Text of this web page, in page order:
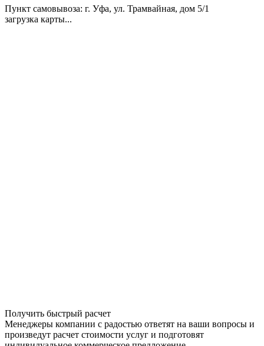
Пункт самовывоза: г. Уфа, ул. Трамвайная, дом 5/1
загрузка карты...
Получить быстрый расчет
Менеджеры компании с радостью ответят на ваши вопросы и
произведут расчет стоимости услуг и подготовят